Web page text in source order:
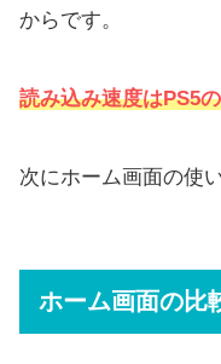
からです。
読み込み速度はPS5
次にホーム画面の使
ホーム画面の比